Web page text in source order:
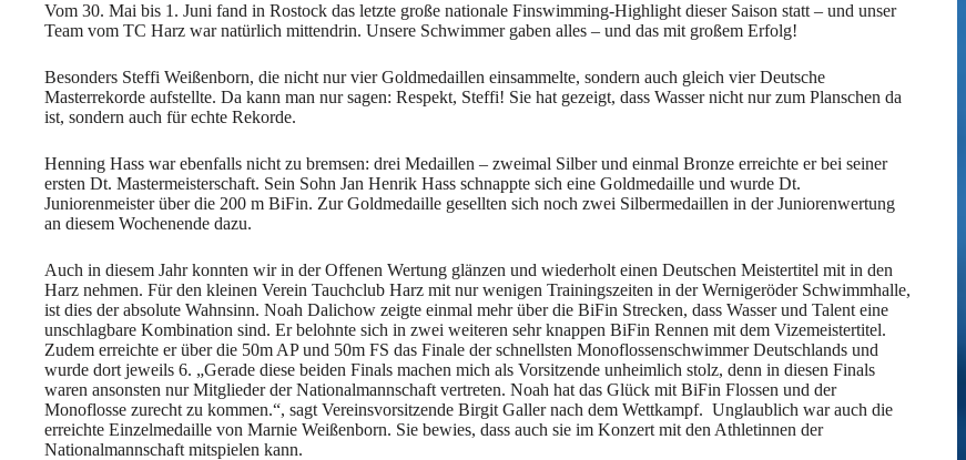
Vom 30. Mai bis 1. Juni fand in Rostock das letzte große nationale Finswimming-Highlight dieser Saison statt – und unser
Team vom TC Harz war natürlich mittendrin. Unsere Schwimmer gaben alles – und das mit großem Erfolg!
Besonders Steffi Weißenborn, die nicht nur vier Goldmedaillen einsammelte, sondern auch gleich vier Deutsche
Masterrekorde aufstellte. Da kann man nur sagen: Respekt, Steffi! Sie hat gezeigt, dass Wasser nicht nur zum Planschen da
ist, sondern auch für echte Rekorde.
Henning Hass war ebenfalls nicht zu bremsen: drei Medaillen – zweimal Silber und einmal Bronze erreichte er bei seiner
ersten Dt. Mastermeisterschaft. Sein Sohn Jan Henrik Hass schnappte sich eine Goldmedaille und wurde Dt.
Juniorenmeister über die 200 m BiFin. Zur Goldmedaille gesellten sich noch zwei Silbermedaillen in der Juniorenwertung
an diesem Wochenende dazu.
Auch in diesem Jahr konnten wir in der Offenen Wertung glänzen und wiederholt einen Deutschen Meistertitel mit in den
Harz nehmen. Für den kleinen Verein Tauchclub Harz mit nur wenigen Trainingszeiten in der Wernigeröder Schwimmhalle,
ist dies der absolute Wahnsinn. Noah Dalichow zeigte einmal mehr über die BiFin Strecken, dass Wasser und Talent eine
unschlagbare Kombination sind. Er belohnte sich in zwei weiteren sehr knappen BiFin Rennen mit dem Vizemeistertitel.
Zudem erreichte er über die 50m AP und 50m FS das Finale der schnellsten Monoflossenschwimmer Deutschlands und
wurde dort jeweils 6. „Gerade diese beiden Finals machen mich als Vorsitzende unheimlich stolz, denn in diesen Finals
waren ansonsten nur Mitglieder der Nationalmannschaft vertreten. Noah hat das Glück mit BiFin Flossen und der
Monoflosse zurecht zu kommen.“, sagt Vereinsvorsitzende Birgit Galler nach dem Wettkampf. Unglaublich war auch die
erreichte Einzelmedaille von Marnie Weißenborn. Sie bewies, dass auch sie im Konzert mit den Athletinnen der
Nationalmannschaft mitspielen kann.